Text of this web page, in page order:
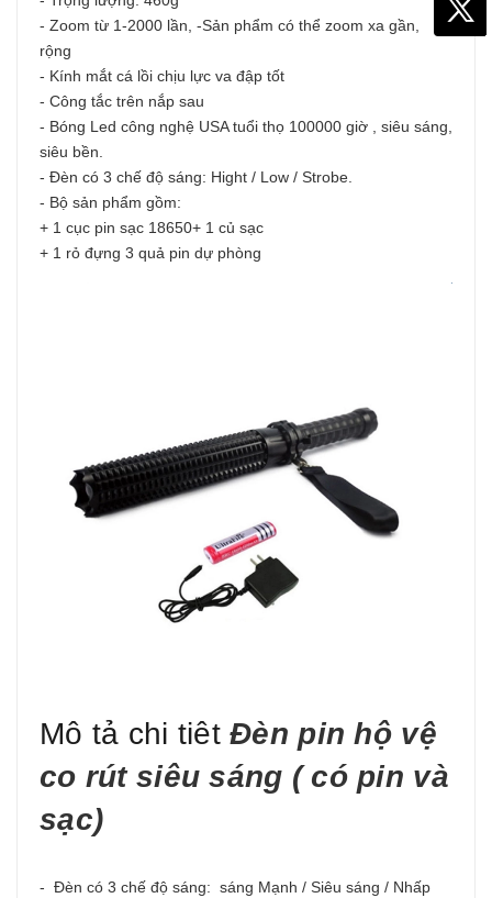
- Zoom từ 1-2000 lần, -Sản phẩm có thể zoom xa gần,
rộng
- Kính mắt cá lồi chịu lực va đập tốt
- Công tắc trên nắp sau
- Bóng Led công nghệ USA tuổi thọ 100000 giờ , siêu sáng,
siêu bền.
- Đèn có 3 chế độ sáng: Hight / Low / Strobe.
- Bộ sản phẩm gồm:
+ 1 cục pin sạc 18650+ 1 củ sạc
+ 1 rỏ đựng 3 quả pin dự phòng
Mô tả chi tiêtĐèn pin hộ vệ
co rút siêu sáng ( có pin và
sạc)
- Đèn có 3 chế độ sáng: sáng Mạnh / Siêu sáng / Nhấp